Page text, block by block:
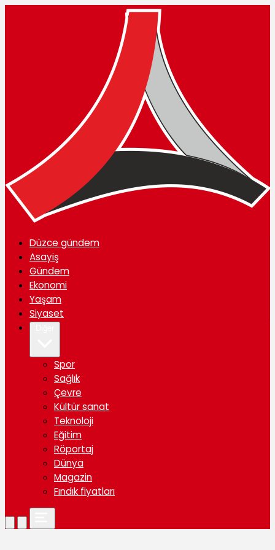
Düzce gündem
Asayiş
Gündem
Ekonomi
Yaşam
Siyaset
Spor
Sağlık
Çevre
Kültür sanat
Teknoloji
Eğitim
Röportaj
Dünya
Magazin
Fındık fiyatları